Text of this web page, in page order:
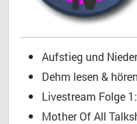
Aufstieg und
Dehm lesen & hören
Livestream Folge
Mother Of All